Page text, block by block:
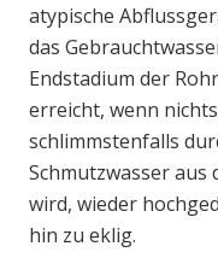
atypische
das
Endstadium der
erreicht, wenn
schlimmstenfalls
Schmutzwasser aus
wird, wieder
hin zu eklig.